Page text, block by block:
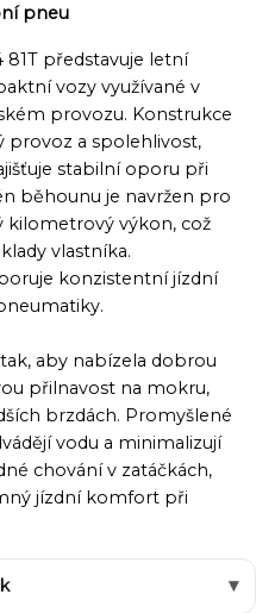
pneu
81T představuje letní
vozy využívané v
provozu. Konstrukce
provoz a spolehlivost,
stabilní oporu při
běhounu je navržen pro
kilometrový výkon, což
vlastníka.
konzistentní jízdní
aby nabízela dobrou
přilnavost na mokru,
brzdách. Promyšlené
vodu a minimalizují
chování v zatáčkách,
jízdní komfort při